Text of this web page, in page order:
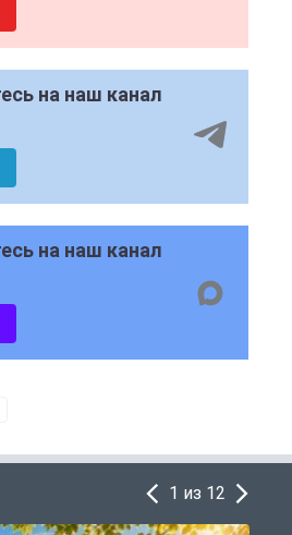
на наш канал
на наш канал
1 из 12